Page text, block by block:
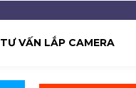
TƯ VẤN LẮP CAMERA